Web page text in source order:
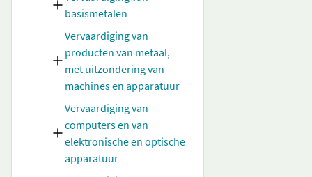
basismetalen
Vervaardiging van
producten van metaal,
met uitzondering van
machines en apparatuur
Vervaardiging van
computers en van
elektronische en optische
apparatuur